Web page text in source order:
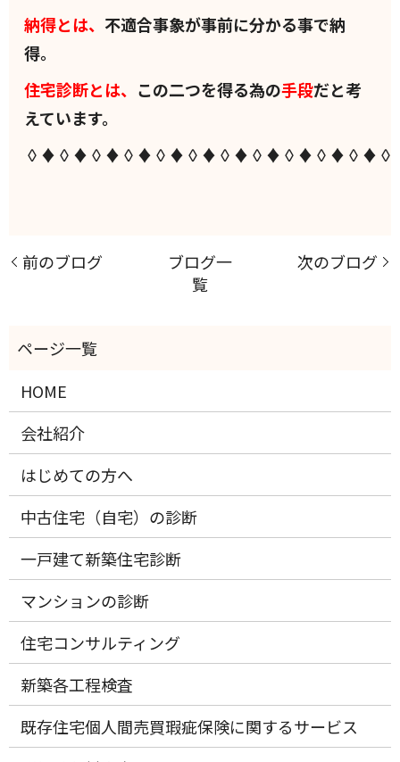
納得とは、 不適合事象が事前に分かる事で納
得。
住宅診断とは、 この二つを得る為の手段だと考
えています。
前のブログ
ブログ一
覧
次のブログ
HOME
会社紹介
はじめての方へ
中古住宅（自宅）の診断
一戸建て新築住宅診断
マンションの診断
住宅コンサルティング
新築各工程検査
既存住宅個人間売買瑕疵保険に関するサービス